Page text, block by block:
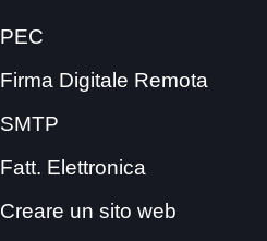
PEC
Firma Digitale Remota
SMTP
Fatt. Elettronica
Creare un sito web